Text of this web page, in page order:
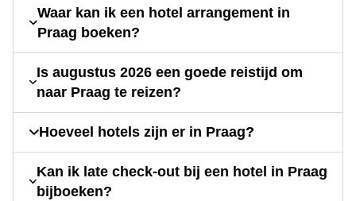
Waar kan ik een hotel arrangement in
Praag boeken?
Is augustus 2026 een goede reistijd om
naar Praag te reizen?
Hoeveel hotels zijn er in Praag?
Kan ik late check-out bij een hotel in Praag
bijboeken?